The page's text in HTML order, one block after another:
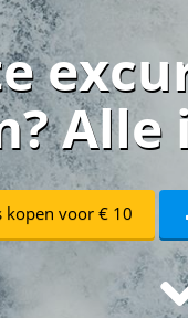
kopen voor € 10